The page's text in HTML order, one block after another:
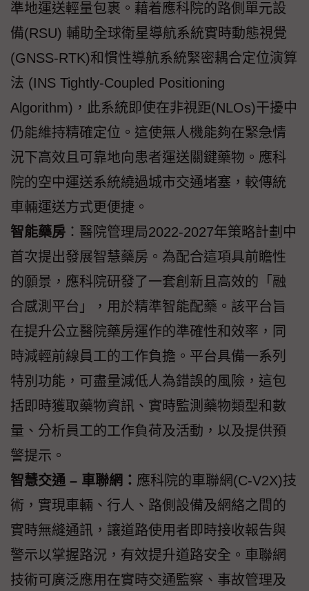
準地運送輕量包裹。藉着應科院的路側單元設
備(RSU) 輔助全球衛星導航系統實時動態視覺
(GNSS-RTK)和慣性導航系統緊密耦合定位演算
法 (INS Tightly-Coupled Positioning
Algorithm)，此系統即使在非視距(NLOs)干擾中
仍能維持精確定位。這使無人機能夠在緊急情
況下高效且可靠地向患者運送關鍵藥物。應科
院的空中運送系統繞過城市交通堵塞，較傳統
車輛運送方式更便捷。
智能藥房 ：醫院管理局2022-2027年策略計劃中
首次提出發展智慧藥房。為配合這項具前瞻性
的願景，應科院研發了一套創新且高效的「融
合感測平台」，用於精準智能配藥。該平台旨
在提升公立醫院藥房運作的準確性和效率，同
時減輕前線員工的工作負擔。平台具備一系列
特別功能，可盡量減低人為錯誤的風險，這包
括即時獲取藥物資訊、實時監測藥物類型和數
量、分析員工的工作負荷及活動，以及提供預
警提示。
智慧交通 – 車聯網： 應科院的車聯網(C-V2X)技
術，實現車輛、行人、路側設備及網絡之間的
實時無縫通訊，讓道路使用者即時接收報告與
警示以掌握路況，有效提升道路安全。車聯網
技術可廣泛應用在實時交通監察、事故管理及